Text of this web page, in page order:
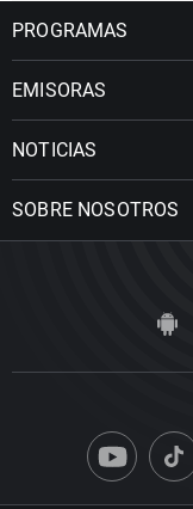
PROGRAMAS
EMISORAS
NOTICIAS
SOBRE NOSOTROS